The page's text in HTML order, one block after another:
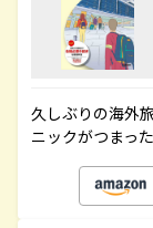
久しぶりの海外
ニックがつまっ